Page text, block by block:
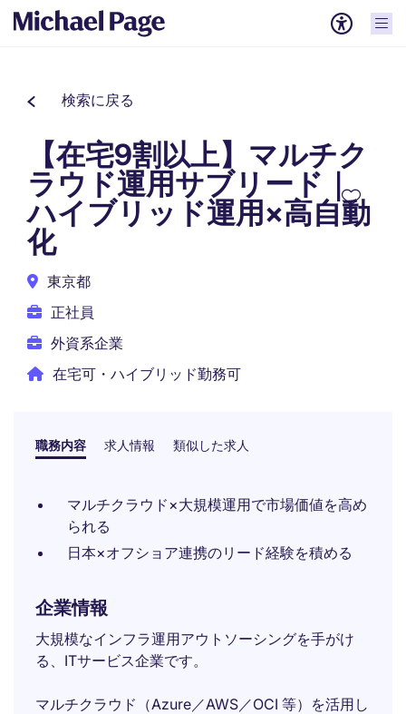
検索に戻る
【在宅9割以上】マルチク
ラウド運用サブリード｜
ハイブリッド運用×高自動
化
東京都
正社員
外資系企業
在宅可・ハイブリッド勤務可
職務内容 求人情報 類似した求人
マルチクラウド×大規模運用で市場価値を高め
られる
日本×オフショア連携のリード経験を積める
企業情報
大規模なインフラ運用アウトソーシングを手がけ
る、ITサービス企業です。
マルチクラウド（Azure／AWS／OCI 等）を活用し